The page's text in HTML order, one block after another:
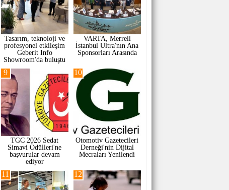
Tasarım, teknoloji ve
profesyonel etkileşim
Geberit Info
Showroom'da buluştu
VARTA, Merrell
İstanbul Ultra'nın Ana
Sponsorları Arasında
TGC 2026 Sedat
Simavi Ödülleri'ne
başvurular devam
ediyor
9
Otomotiv Gazetecileri
Derneği'nin Dijital
Mecraları Yenilendi
10
11 12